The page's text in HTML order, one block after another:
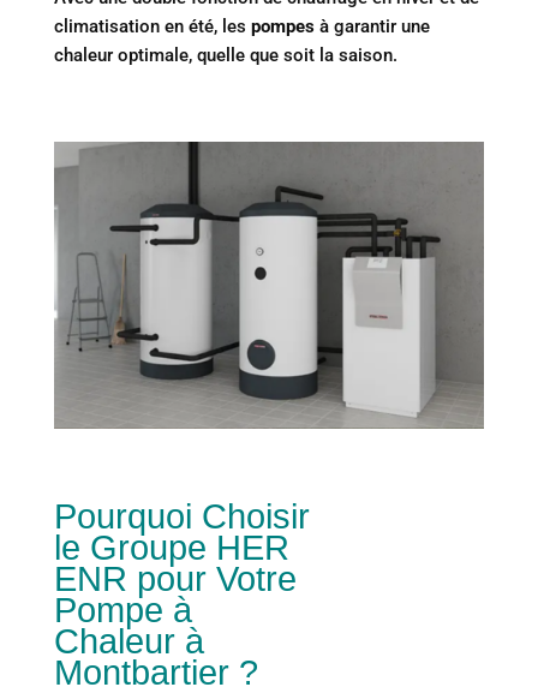
climatisation en été, les pompesà garantir une
chaleur optimale, quelle que soit la saison.
Pourquoi Choisir
le Groupe HER
ENR pour Votre
Pompe à
Chaleur à
Montbartier ?